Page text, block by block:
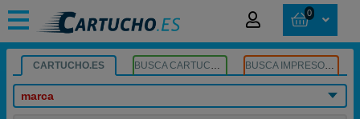
0
CARTUCHO.ES BUSCA CARTUCHOS BUSCA IMPRESORA
marca